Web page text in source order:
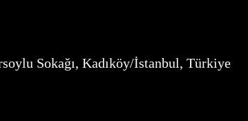
Sokağı, Kadıköy/İstanbul, Türkiye